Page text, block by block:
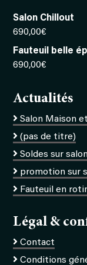
Salon Chillout
690,00€
Fauteuil belle
690,00€
Actualités
Salon Maison
(pas de titre)
Soldes sur
promotion sur
Fauteuil en
Légal &
Contact
Conditions